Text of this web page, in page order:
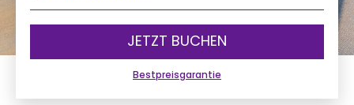
JETZT BUCHEN
Bestpreisgarantie